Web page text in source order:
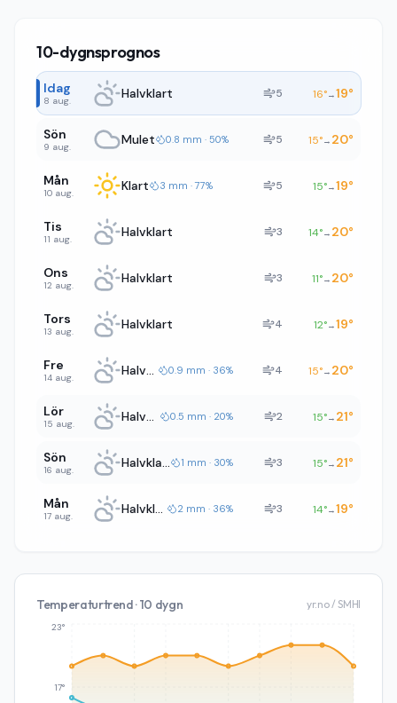
10-dygnsprognos
Idag
8 aug. Halvklart 5 16°→19°
Sön
9 aug. Mulet 0.8 mm · 50% 5 15°→ 20°
Mån
10 aug. Klart 3 mm · 77% 5 15°→19°
Tis
11 aug. Halvklart 3 14°→ 20°
Ons
12 aug. Halvklart 3 11°→ 20°
Tors
13 aug. Halvklart 4 12°→19°
Fre
14 aug. Halvklart 0.9 mm · 36% 4 15°→ 20°
Lör
15 aug. Halvklart 0.5 mm · 20% 2 15°→ 21°
Sön
16 aug. Halvklart 1 mm · 30% 3 15°→ 21°
Mån
17 aug. Halvklart 2 mm · 36% 3 14°→19°
Temperaturtrend · 10 dygn yr.no / SMHI
17°
23°